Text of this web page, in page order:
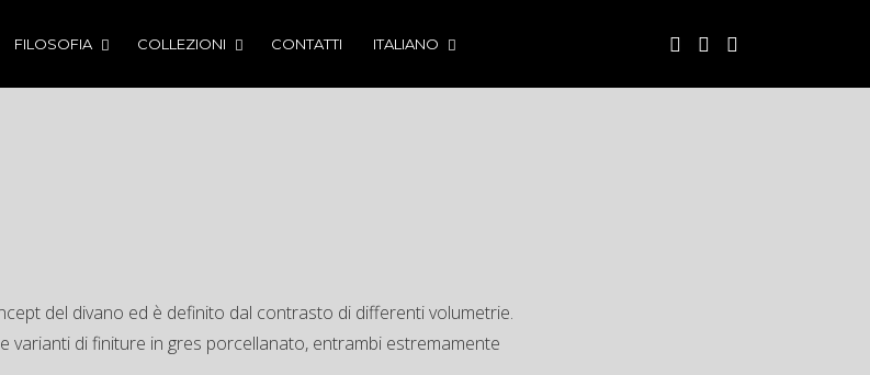
FILOSOFIA COLLEZIONI CONTATTI ITALIANO
del divano ed è definito dal contrasto di differenti volumetrie.
varianti di finiture in gres porcellanato, entrambi estremamente